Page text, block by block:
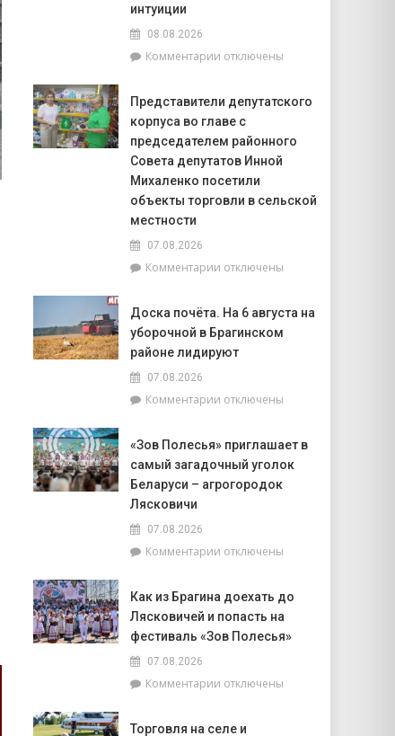
проходит
конкурс
«Лучшая
придомовая
территория
интуиции
08.08.2026
Комментариик
на
8
августа:
Весы
сегодня
особенно
стоит
прислушаться
интуиции
отключены
Представители депутатского
корпуса во главе с
председателем районного
Совета депутатов Инной
Михаленко посетили
объекты торговли в сельской
местности
07.08.2026
Комментариик
депутатского
корпуса
во
председателем
депутатов
Инной
Михаленко
в
местности
отключены
Доска почёта. На 6 августа на
уборочной в Брагинском
районе лидируют
07.08.2026
Комментариик
почёта.
На
6
в
лидируют
отключены
«Зов Полесья» приглашает в
самый загадочный уголок
Беларуси – агрогородок
Лясковичи
07.08.2026
Комментариик
Полесья»
приглашает
в
уголок
отключены
Как из Брагина доехать до
Лясковичей и попасть на
фестиваль «Зов Полесья»
07.08.2026
Комментариикотключены
Торговля на селе и